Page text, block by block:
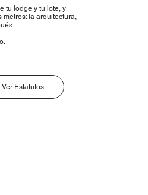
tu lodge y tu lote, y
la arquitectura,
Ver Estatutos